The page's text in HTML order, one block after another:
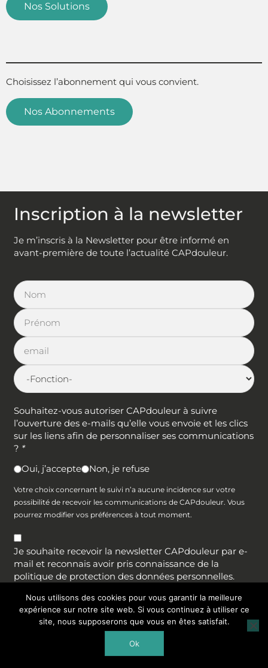
Nos Solutions
Choisissez l’abonnement qui vous convient.
Nos Abonnements
Inscription à la newsletter
Je m’inscris à la Newsletter pour être informé en
avant-première de toute l’actualité CAPdouleur.
Souhaitez-vous autoriser CAPdouleur à suivre
l’ouverture des e-mails qu’elle vous envoie et les clics
sur les liens afin de personnaliser ses communications
? *
Oui, j’accepte
Non, je refuse
Votre choix concernant le suivi n’a aucune incidence sur votre
possibilité de recevoir les communications de CAPdouleur. Vous
pourrez modifier vos préférences à tout moment.
Je souhaite recevoir la newsletter CAPdouleur par e-
mail et reconnais avoir pris connaissance de la
politique de protection des données personnelles.
S'inscrire
Nous respectons votre vie privée.
Nous utilisons des cookies pour vous garantir la meilleure
expérience sur notre site web. Si vous continuez à utiliser ce
site, nous supposerons que vous en êtes satisfait.
Ok